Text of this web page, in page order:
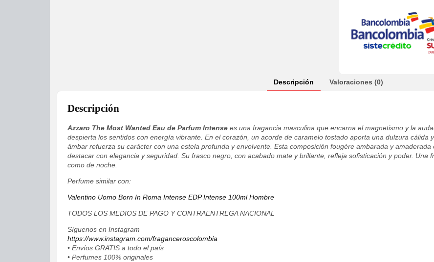
Descripción Valoraciones (0)
Descripción
Azzaro The Most Wanted Eau de Parfum Intense es una fragancia masculina que encarna el magnetismo y la
despierta los sentidos con energía vibrante. En el corazón, un acorde de caramelo tostado aporta una dulzura cálida
ámbar refuerza su carácter con una estela profunda y envolvente. Esta composición fougère ambarada y
destacar con elegancia y seguridad. Su frasco negro, con acabado mate y brillante, refleja sofisticación y poder. Una
como de noche.
Perfume similar con:
Valentino Uomo Born In Roma Intense EDP Intense 100ml Hombre
TODOS LOS MEDIOS DE PAGO Y CONTRAENTREGA NACIONAL
Síguenos en Instagram
https://www.instagram.com/fraganceroscolombia
• Envíos GRATIS a todo el país
• Perfumes 100% originales